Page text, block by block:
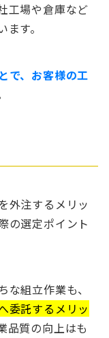
工場や倉庫など
す。
で、お客様の工
外注するメリッ
の選定ポイント
な組立作業も、
委託するメリッ
品質の向上はも